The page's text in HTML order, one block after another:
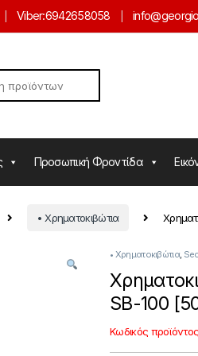
Viber:6942658058
Προσωπική Φροντίδα
• Χρηματοκιβώτια
• Χρηματοκιβώτια,
SB-100
Κωδικός